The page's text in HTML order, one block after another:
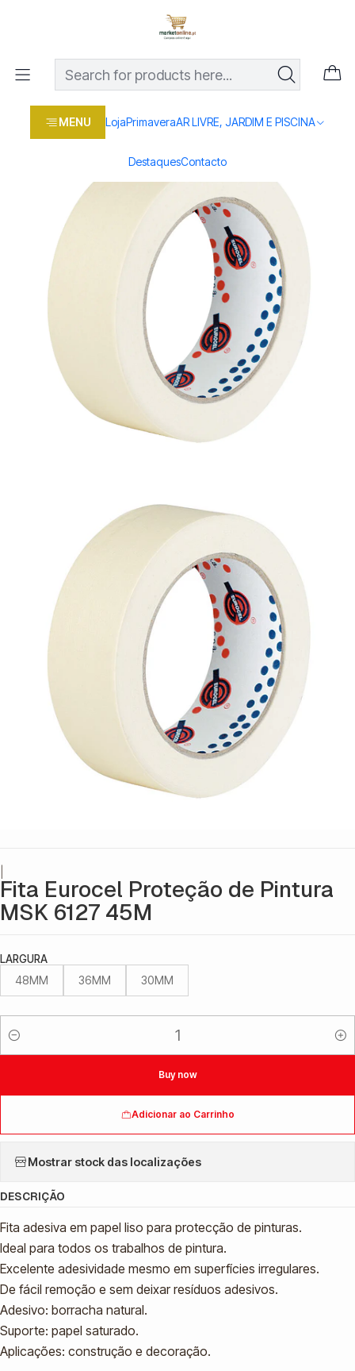
MENU LojaPrimaveraAR LIVRE, JARDIM E PISCINA
DestaquesContacto
Os melhores preços em produtos para casa, jardim e bricolage
Loja Casa e conforto BRICOLAGE E FERRAMENTAS
Fita Eurocel Proteção de Pintura MSK 6127 45M
Fita Eurocel Proteção de Pintura
MSK 6127 45M
LARGURA
48MM 36MM 30MM
Quantidade
Adicionar ao Carrinho
Buy now
Mostrar stock das localizações
DESCRIÇÃO
Fita adesiva em papel liso para protecção de pinturas.
Ideal para todos os trabalhos de pintura.
Excelente adesividade mesmo em superfícies irregulares.
De fácil remoção e sem deixar resíduos adesivos.
Adesivo: borracha natural.
Suporte: papel saturado.
Aplicações: construção e decoração.